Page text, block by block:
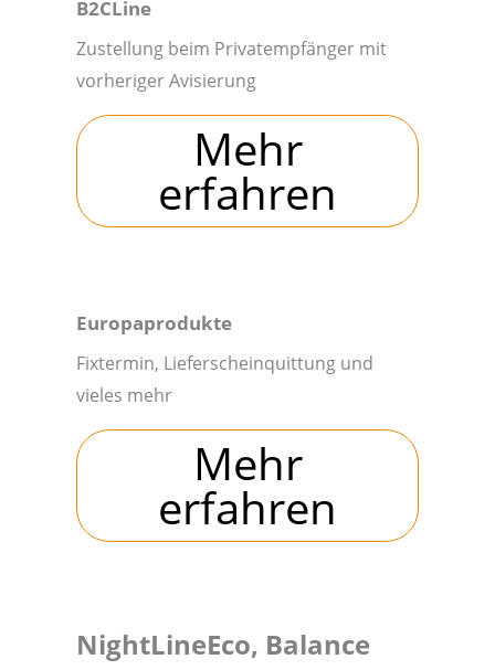
B2CLine
Zustellung beim Privatempfänger mit
vorheriger Avisierung
Mehr
erfahren
Europaprodukte
Fixtermin, Lieferscheinquittung und
vieles mehr
Mehr
erfahren
NightLineEco, Balance